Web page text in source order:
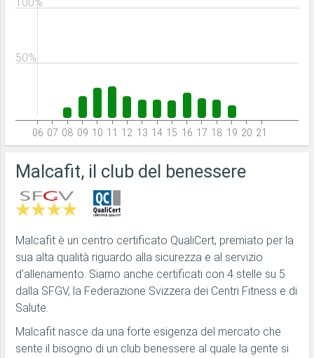
50%
06 07 08 09 10 11 12 13 14 15 16 17 18 19 20 21
Malcafit, il club del benessere
Malcafit è un centro certificato QualiCert, premiato per la
sua alta qualità riguardo alla sicurezza e al servizio
d'allenamento. Siamo anche certificati con 4 stelle su 5
dalla SFGV, la Federazione Svizzera dei Centri Fitness e di
Salute.
Malcafit nasce da una forte esigenza del mercato che
sente il bisogno di un club benessere al quale la gente si